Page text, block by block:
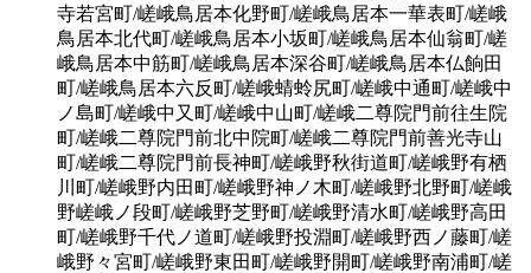
寺若宮町/嵯峨鳥居本化野町/嵯峨鳥居本一華表町/嵯峨
鳥居本北代町/嵯峨鳥居本小坂町/嵯峨鳥居本仙翁町/嵯
峨鳥居本中筋町/嵯峨鳥居本深谷町/嵯峨鳥居本仏餉田
町/嵯峨鳥居本六反町/嵯峨蜻蛉尻町/嵯峨中通町/嵯峨中
ノ島町/嵯峨中又町/嵯峨中山町/嵯峨二尊院門前往生院
町/嵯峨二尊院門前北中院町/嵯峨二尊院門前善光寺山
町/嵯峨二尊院門前長神町/嵯峨野秋街道町/嵯峨野有栖
川町/嵯峨野内田町/嵯峨野神ノ木町/嵯峨野北野町/嵯峨
野嵯峨ノ段町/嵯峨野芝野町/嵯峨野清水町/嵯峨野高田
町/嵯峨野千代ノ道町/嵯峨野投淵町/嵯峨野西ノ藤町/嵯
峨野々宮町/嵯峨野東田町/嵯峨野開町/嵯峨野南浦町/嵯